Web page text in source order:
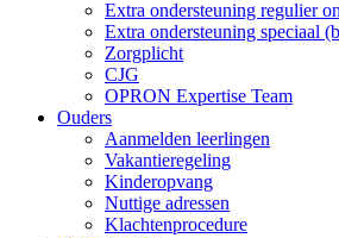
Extra ondersteuning regulier
Extra ondersteuning speciaal
Zorgplicht
CJG
OPRON Expertise Team
Ouders
Aanmelden leerlingen
Vakantieregeling
Kinderopvang
Nuttige adressen
Klachtenprocedure